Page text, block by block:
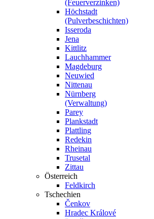
(Feuerverzinken)
Höchstadt
(Pulverbeschichten)
Isseroda
Jena
Kittlitz
Lauchhammer
Magdeburg
Neuwied
Nittenau
Nürnberg
(Verwaltung)
Parey
Plankstadt
Plattling
Redekin
Rheinau
Trusetal
Zittau
Österreich
Feldkirch
Tschechien
Čenkov
Hradec Králové